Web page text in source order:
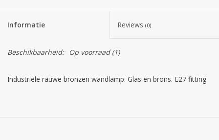
Informatie Reviews (0)
Beschikbaarheid: Op voorraad(1)
Industriële rauwe bronzen wandlamp. Glas en brons. E27 fitting